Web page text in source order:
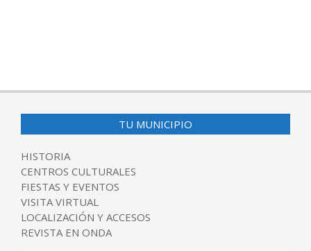
TU MUNICIPIO
HISTORIA
CENTROS CULTURALES
FIESTAS Y EVENTOS
VISITA VIRTUAL
LOCALIZACIÓN Y ACCESOS
REVISTA EN ONDA